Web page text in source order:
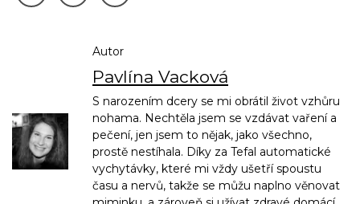
Autor
Pavlína Vacková
S narozením dcery se mi obrátil život vzhůru
nohama. Nechtěla jsem se vzdávat vaření a
pečení, jen jsem to nějak, jako všechno,
prostě nestíhala. Díky za Tefal automatické
vychytávky, které mi vždy ušetří spoustu
času a nervů, takže se můžu naplno věnovat